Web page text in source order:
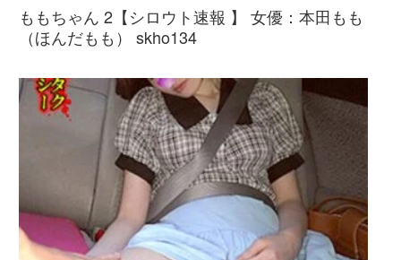
ももちゃん 2【シロウト速報 】 女優：本田もも
（ほんだもも） skho134